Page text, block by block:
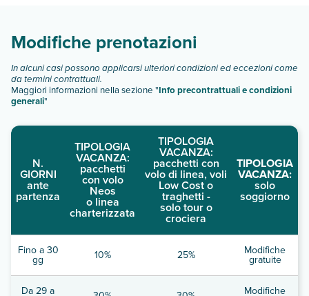
Modifiche prenotazioni
In alcuni casi possono applicarsi ulteriori condizioni ed eccezioni come
da termini contrattuali.
Maggiori informazioni nella sezione "Info precontrattuali e condizioni
generali"
N.
GIORNI
ante
partenza
TIPOLOGIA
VACANZA:
pacchetti
con volo
Neos
o linea
charterizzata
TIPOLOGIA
VACANZA:
pacchetti con
volo di linea, voli
Low Cost o
traghetti -
solo tour o
crociera
TIPOLOGIA
VACANZA:
solo
soggiorno
Fino a 30
gg 10% 25% Modifiche
gratuite
Da 29 a Modifiche